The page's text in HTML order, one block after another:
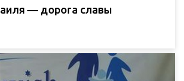
— дорога славы